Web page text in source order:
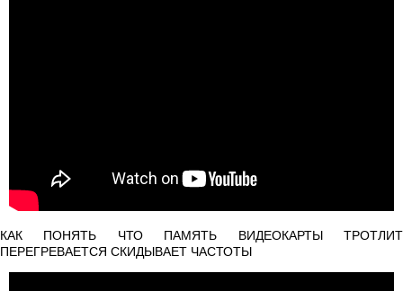
КАК ПОНЯТЬ ЧТО ПАМЯТЬ ВИДЕОКАРТЫ ТРОТЛИТ
ПЕРЕГРЕВАЕТСЯ СКИДЫВАЕТ ЧАСТОТЫ